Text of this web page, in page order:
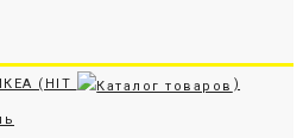
(HIT )